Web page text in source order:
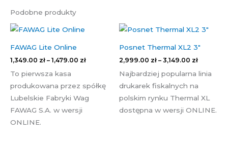
Podobne produkty
FAWAG Lite Online
1,349.00 zł – 1,479.00 zł
1,349.00 zł
do
To pierwsza kasa
produkowana przez spółkę
Lubelskie Fabryki Wag
FAWAG S.A. w wersji
ONLINE.
Posnet Thermal XL2 3″
2,999.00 zł – 3,149.00 zł
Zakres
cen:
do
Najbardziej popularna linia
drukarek fiskalnych na
polskim rynku Thermal XL
dostępna w wersji ONLINE.